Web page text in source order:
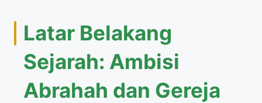
Latar Belakang
Sejarah: Ambisi
Abrahah dan Gereja